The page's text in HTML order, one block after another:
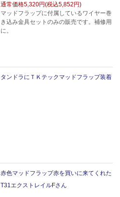
通常価格5,320円(税込5,852円)
マッドフラップに付属しているワイヤー巻
き込み金具セットのみの販売です。補修用
に。
タンドラにＴＫテックマッドフラップ装着
赤色マッドフラップ赤を買いに来てくれた
T31エクストレイルFさん